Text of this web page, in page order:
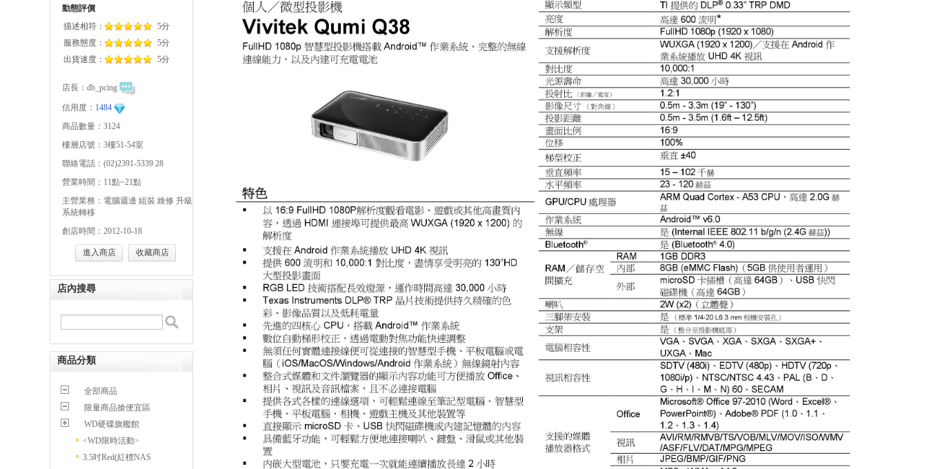
動態評價
描述相符：
5分
服務態度：
5分
出貨速度：
5分
店長： db_pcing
信用度： 1484
商品數量：3124
樓層店號：3樓51-54室
聯絡電話：(02)2391-5339 28
營業時間：11點~21點
主營業務：電腦週邊 組裝 維修 升級
系統轉移
創店時間：2012-10-18
進入商店 收藏商店
店內搜尋
商品分類
全部商品
限量商品搶便宜區
WD硬碟旗艦館
<WD限時活動>
3.5吋Red(紅標NAS